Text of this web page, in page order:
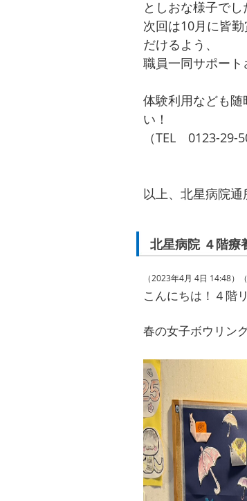
としおな様子でし
次回は10月に皆
だけるよう、
職員一同サポー
体験利用なども
い！
（TEL 0123-
以上、北星病院通
北星病院 ４階療
（2023年4月 4日 14:48）（
こんにちは！４階
春の女子ボウリン